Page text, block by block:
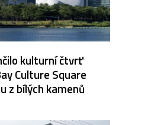
kulturní čtvrť
Culture Square
z bílých kamenů